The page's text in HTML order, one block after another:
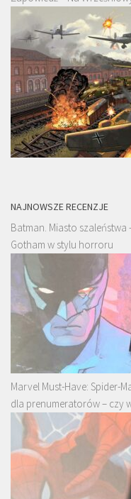
NAJNOWSZE RECENZJE
Batman. Miasto
Gotham w stylu horroru
Marvel Must-Have: Spider-
dla prenumeratorów – czy